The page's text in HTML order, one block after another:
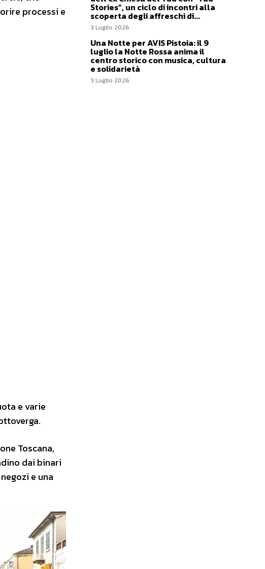
processi e
e varie
Toscana,
dai binari
e una
Stories”, un ciclo di incontri alla
scoperta degli affreschi di...
3 Luglio 2026
Una Notte per AVIS Pistoia: il 9
luglio la Notte Rossa anima il
centro storico con musica, cultura
e solidarietà
3 Luglio 2026